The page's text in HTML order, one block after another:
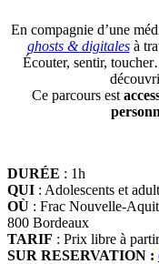
En compagnie d’une
ghosts & digitalesà
Écouter, sentir,
Ce parcours est
DURÉE : 1h
QUI : Adolescents et
OÙ : Frac Nouvelle-
800 Bordeaux
TARIF : Prix libre à
SUR RESERVATION :